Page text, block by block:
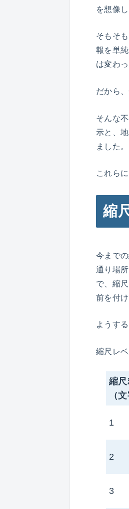
を想像
そもそ
報を単
は変わ
だから
そんな
示と、
ました。
これら
縮
今まで
通り場
で、縮
前を付け
ようす
縮尺レ
縮
（
1
2
3